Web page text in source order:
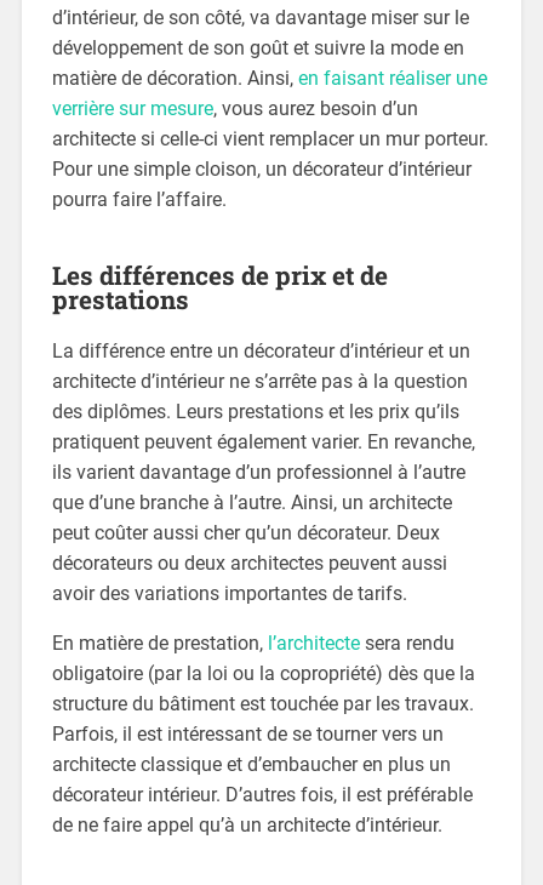
d’intérieur, de son côté, va davantage miser sur le
développement de son goût et suivre la mode en
matière de décoration. Ainsi, en faisant réaliser une
verrière sur mesure, vous aurez besoin d’un
architecte si celle-ci vient remplacer un mur porteur.
Pour une simple cloison, un décorateur d’intérieur
pourra faire l’affaire.
Les différences de prix et de
prestations
La différence entre un décorateur d’intérieur et un
architecte d’intérieur ne s’arrête pas à la question
des diplômes. Leurs prestations et les prix qu’ils
pratiquent peuvent également varier. En revanche,
ils varient davantage d’un professionnel à l’autre
que d’une branche à l’autre. Ainsi, un architecte
peut coûter aussi cher qu’un décorateur. Deux
décorateurs ou deux architectes peuvent aussi
avoir des variations importantes de tarifs.
En matière de prestation, l’architectesera rendu
obligatoire (par la loi ou la copropriété) dès que la
structure du bâtiment est touchée par les travaux.
Parfois, il est intéressant de se tourner vers un
architecte classique et d’embaucher en plus un
décorateur intérieur. D’autres fois, il est préférable
de ne faire appel qu’à un architecte d’intérieur.